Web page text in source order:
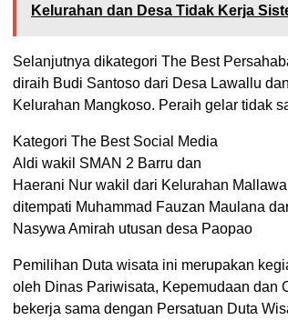
Kelurahan dan Desa Tidak Kerja
Selanjutnya dikategori The Best
diraih Budi Santoso dari Desa Lawallu
Kelurahan Mangkoso. Peraih gelar tidak
Kategori The Best Social Media
Aldi wakil SMAN 2 Barru dan
Haerani Nur wakil dari Kelurahan
ditempati Muhammad Fauzan Maulana
Nasywa Amirah utusan desa Paopao
Pemilihan Duta wisata ini merupakan
oleh Dinas Pariwisata, Kepemudaan dan
bekerja sama dengan Persatuan Duta